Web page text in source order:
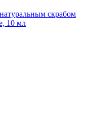
скрабом
10 мл